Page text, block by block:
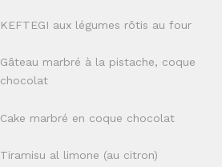
KEFTEGI aux légumes rôtis au four
Gâteau marbré à la pistache, coque
chocolat
Cake marbré en coque chocolat
Tiramisu al limone (au citron)